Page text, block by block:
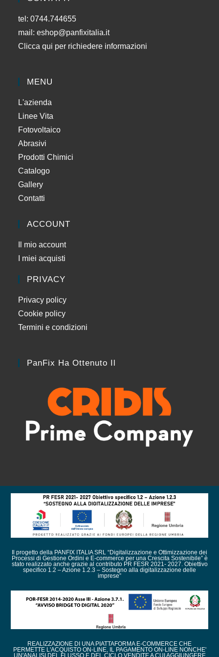
tel: 0744.744655
mail:eshop@panfixitalia.it
Clicca qui per richiedere informazioni
MENU
L'azienda
Linee Vita
Fotovoltaico
Abrasivi
Prodotti Chimici
Catalogo
Gallery
Contatti
ACCOUNT
Il mio account
I miei acquisti
PRIVACY
Privacy policy
Cookie policy
Termini e condizioni
PanFix Ha Ottenuto Il
Il progetto della PANFIX ITALIA SRL “Digitalizzazione e Ottimizzazione dei
Processi di Gestione Ordini e E-commerce per una Crescita Sostenibile” è
stato realizzato anche grazie al contributo PR FESR 2021- 2027. Obiettivo
specifico 1.2 – Azione 1.2.3 – Sostegno alla digitalizzazione delle
imprese”
REALIZZAZIONE DI UNA PIATTAFORMA E-COMMERCE CHE
PERMETTE L'ACQUISTO ON-LINE, IL PAGAMENTO ON-LINE NONCHE'